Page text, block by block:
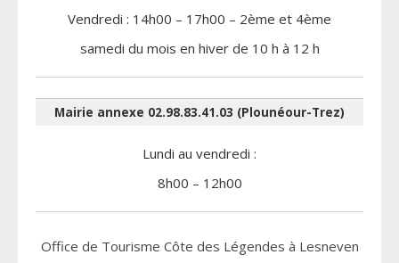
Vendredi : 14h00 – 17h00 – 2ème et 4ème
samedi du mois en hiver de 10 h à 12 h
Mairie annexe 02.98.83.41.03 (Plounéour-Trez)
Lundi au vendredi :
8h00 – 12h00
Office de Tourisme Côte des Légendes à Lesneven